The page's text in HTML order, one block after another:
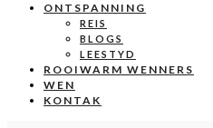
ONTSPANNING
REIS
BLOGS
LEESTYD
ROOIWARM WENNERS
WEN
KONTAK